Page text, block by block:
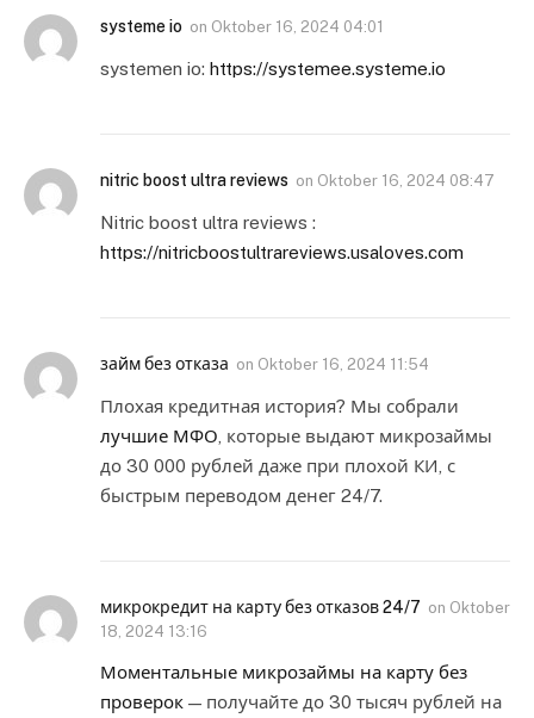
systeme io on Oktober 16, 2024 04:01
systemen io: https://systemee.systeme.io
nitric boost ultra reviews on Oktober 16, 2024 08:47
Nitric boost ultra reviews :
https://nitricboostultrareviews.usaloves.com
займ без отказа on Oktober 16, 2024 11:54
Плохая кредитная история? Мы собрали
лучшие МФО , которые выдают микрозаймы
до 30 000 рублей даже при плохой КИ, с
быстрым переводом денег 24/7.
микрокредит на карту без отказов 24/7 on Oktober
18, 2024 13:16
Моментальные микрозаймы на карту без
проверок — получайте до 30 тысяч рублей на